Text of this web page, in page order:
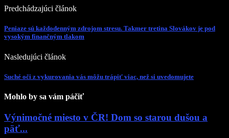
Predchádzajúci článok
Peniaze sú každodenným zdrojom stresu. Takmer tretina Slovákov je pod
vysokým finančným tlakom
Nasledujúci článok
Suché oči z vykurovania vás môžu trápiť viac, než si uvedomujete
Mohlo by sa vám páčiť
Výnimočné miesto v ČR! Dom so starou dušou a
päť...